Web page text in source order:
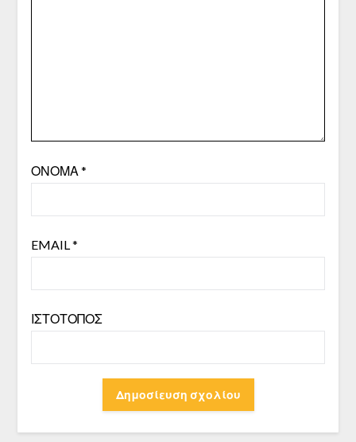
ΌΝΟΜΑ *
EMAIL*
ΙΣΤΌΤΟΠΟΣ